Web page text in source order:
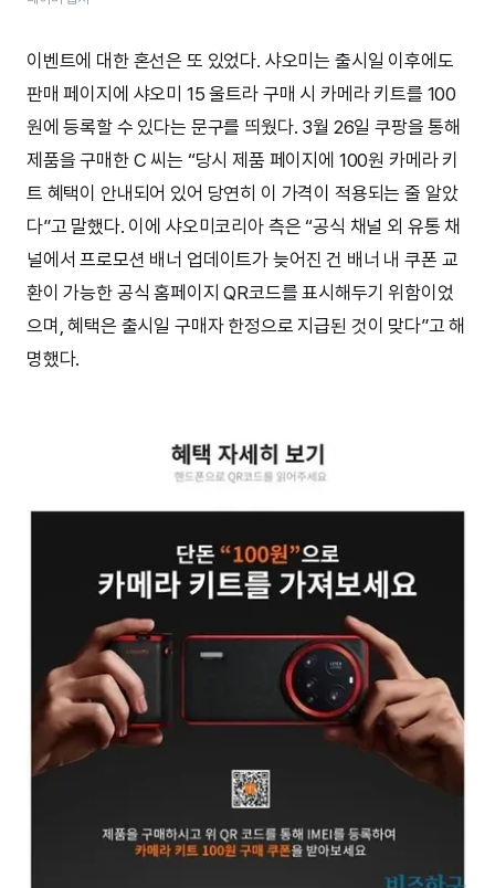
이벤트에 대한 혼선은 또 있었다. 샤오미는 출시일 이후에도
판매 페이지에 샤오미 15 울트라 구매 시 카메라 키트를 100
원에 등록할 수 있다는 문구를 띄웠다. 3월 26일 쿠팡을 통해
제품을 구매한 C 씨는 “당시 제품 페이지에 100원 카메라 키
트 혜택이 안내되어 있어 당연히 이 가격이 적용되는 줄 알았
다”고 말했다. 이에 샤오미코리아 측은 “공식 채널 외 유통 채
널에서 프로모션 배너 업데이트가 늦어진 건 배너 내 쿠폰 교
환이 가능한 공식 홈페이지 QR코드를 표시해두기 위함이었
으며, 혜택은 출시일 구매자 한정으로 지급된 것이 맞다”고 해
명했다.